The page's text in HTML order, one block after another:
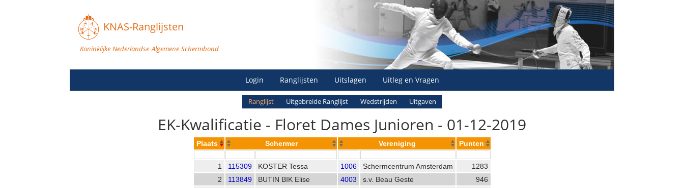
KNAS-Ranglijsten
Koninklijke Nederlandse Algemene Schermbond
Login Ranglijsten Uitslagen Uitleg en Vragen
Ranglijst Uitgebreide Ranglijst Wedstrijden Uitgaven
EK-Kwalificatie - Floret Dames Junioren - 01-12-2019
Plaats Schermer Vereniging Punten
1 115309 KOSTER Tessa 1006 Schermcentrum Amsterdam
1283
2
113849 BUTIN BIK Elise 4003 s.v. Beau Geste
946